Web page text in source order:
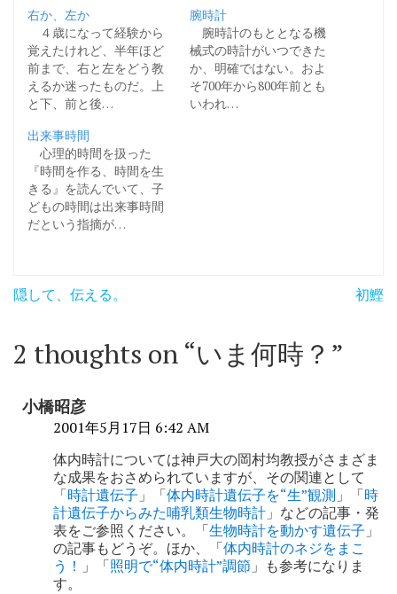
右か、左か
４歳になって経験から
覚えたけれど、半年ほど
前まで、右と左をどう教
えるか迷ったものだ。上
と下、前と後…
腕時計
腕時計のもととなる機
械式の時計がいつできた
か、明確ではない。およ
そ700年から800年前とも
いわれ…
出来事時間
心理的時間を扱った
『時間を作る、時間を生
きる』を読んでいて、子
どもの時間は出来事時間
だという指摘が…
投
ナ
ゲ
隠して、伝える。 初鰹
2 thoughts on “いま何時？ ”
小橋昭彦
2001年5月17日 6:42 AM
体内時計については神戸大の岡村均教授がさまざま
な成果をおさめられていますが、その関連として
「時計遺伝子 」「体内時計遺伝子を“生”観測 」「時
計遺伝子からみた哺乳類生物時計 」などの記事・発
表をご参照ください。「生物時計を動かす遺伝子 」
の記事もどうぞ。ほか、「体内時計のネジをまこ
う！ 」「照明で“体内時計”調節 」も参考になりま
す。